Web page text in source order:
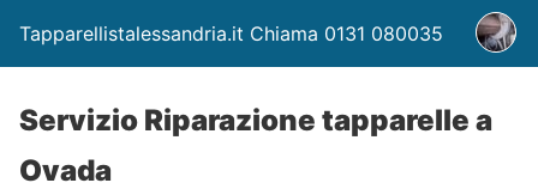
Tapparellistalessandria.it Chiama 0131 080035
Servizio Riparazione tapparelle a
Ovada